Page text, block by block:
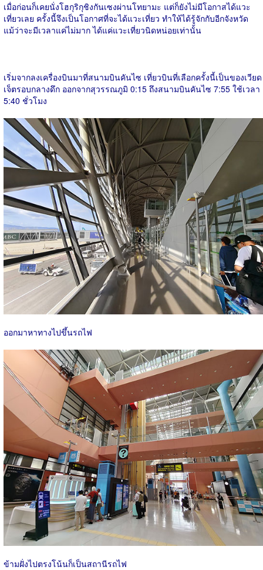
เมื่อก่อนก็เคยนั่งโฮกุริกุชิงกันเซงผ่านโทยามะ แต่ก็ยังไม่มีโอกาสได้แวะ
เที่ยวเลย ครั้งนี้จึงเป็นโอกาศที่จะได้แวะเที่ยว ทำให้ได้รู้จักกับอีกจังหวัด
แม้ว่าจะมีเวลาแค่ไม่มาก ได้แค่แวะเที่ยวนิดหน่อยเท่านั้น
เริ่มจากลงเครื่องบินมาที่สนามบินคันไซ เที่ยวบินที่เลือกครั้งนี้เป็นของเวียด
เจ็ตรอบกลางดึก ออกจากสุวรรณภูมิ 0:15 ถึงสนามบินคันไซ 7:55 ใช้เวลา
5:40 ชั่วโมง
ออกมาหาทางไปขึ้นรถไฟ
ข้ามฝั่งไปตรงโน้นก็เป็นสถานีรถไฟ